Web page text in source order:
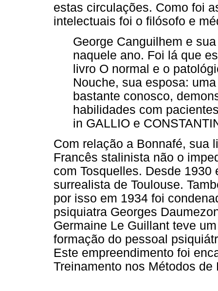
estas circulações. Como foi
intelectuais foi o filósofo e
George Canguilhem e
naquele ano. Foi lá que
livro O normal e o
Nouche, sua esposa:
bastante conosco,
habilidades com
in GALLIO e
Com relação a Bonnafé, sua
Francês stalinista não o
com Tosquelles. Desde
surrealista de Toulouse.
por isso em 1934 foi
psiquiatra Georges
Germaine Le Guillant teve
formação do pessoal
Este empreendimento foi
Treinamento nos Métodos de